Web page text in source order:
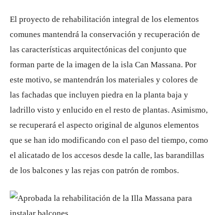
El proyecto de rehabilitación integral de los elementos
comunes mantendrá la conservación y recuperación de
las características arquitectónicas del conjunto que
forman parte de la imagen de la isla Can Massana. Por
este motivo, se mantendrán los materiales y colores de
las fachadas que incluyen piedra en la planta baja y
ladrillo visto y enlucido en el resto de plantas. Asimismo,
se recuperará el aspecto original de algunos elementos
que se han ido modificando con el paso del tiempo, como
el alicatado de los accesos desde la calle, las barandillas
de los balcones y las rejas con patrón de rombos.